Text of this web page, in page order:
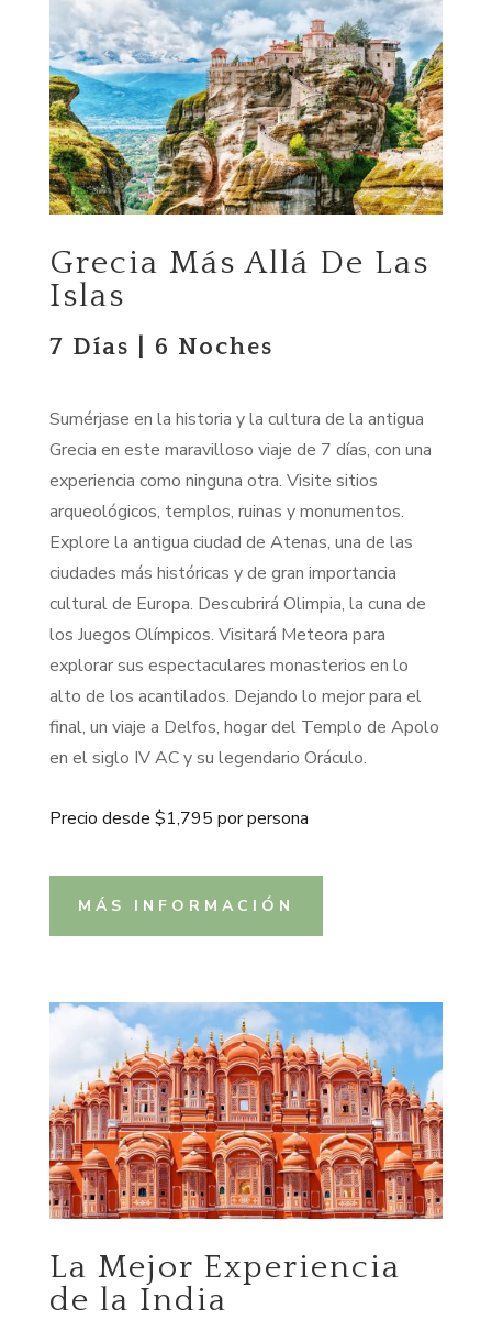
Grecia Más Allá De Las
Islas
7 Días | 6 Noches
Sumérjase en la historia y la cultura de la antigua
Grecia en este maravilloso viaje de 7 días, con una
experiencia como ninguna otra. Visite sitios
arqueológicos, templos, ruinas y monumentos.
Explore la antigua ciudad de Atenas, una de las
ciudades más históricas y de gran importancia
cultural de Europa. Descubrirá Olimpia, la cuna de
los Juegos Olímpicos. Visitará Meteora para
explorar sus espectaculares monasterios en lo
alto de los acantilados. Dejando lo mejor para el
final, un viaje a Delfos, hogar del Templo de Apolo
en el siglo IV AC y su legendario Oráculo.
Precio desde $1,795 por persona
MÁS INFORMACIÓN
La Mejor Experiencia
de la India